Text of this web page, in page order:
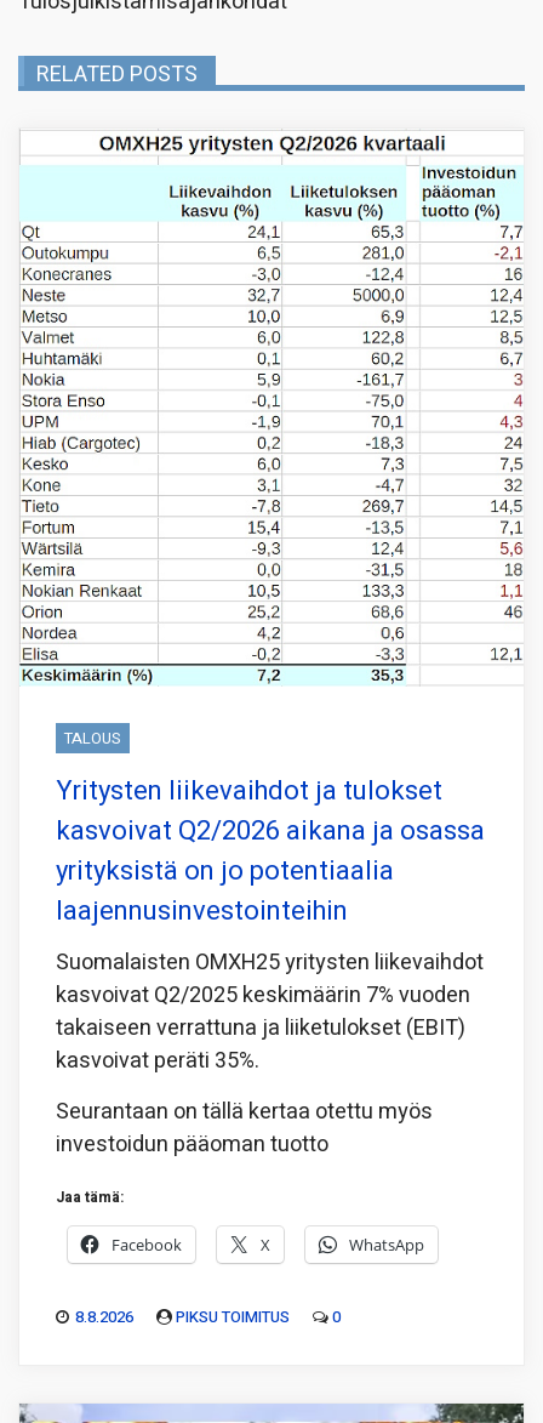
RELATED POSTS
TALOUS
Yritysten liikevaihdot ja tulokset
kasvoivat Q2/2026 aikana ja osassa
yrityksistä on jo potentiaalia
laajennusinvestointeihin
Suomalaisten OMXH25 yritysten liikevaihdot
kasvoivat Q2/2025 keskimäärin 7% vuoden
takaiseen verrattuna ja liiketulokset (EBIT)
kasvoivat peräti 35%.
Seurantaan on tällä kertaa otettu myös
investoidun pääoman tuotto
Jaa tämä:
Facebook X WhatsApp
8.8.2026 PIKSU TOIMITUS 0